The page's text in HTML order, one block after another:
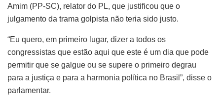
Amim (PP-SC), relator do PL, que justificou que o
julgamento da trama golpista não teria sido justo.
“Eu quero, em primeiro lugar, dizer a todos os
congressistas que estão aqui que este é um dia que pode
permitir que se galgue ou se supere o primeiro degrau
para a justiça e para a harmonia política no Brasil”, disse o
parlamentar.